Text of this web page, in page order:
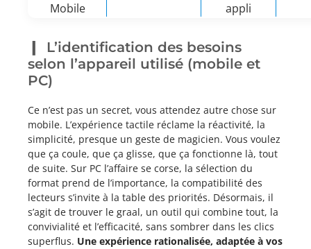
Mobile
appli
L’identification des besoins
selon l’appareil utilisé (mobile et
PC)
Ce n’est pas un secret, vous attendez autre chose sur
mobile. L’expérience tactile réclame la réactivité, la
simplicité, presque un geste de magicien. Vous voulez
que ça coule, que ça glisse, que ça fonctionne là, tout
de suite. Sur PC l’affaire se corse, la sélection du
format prend de l’importance, la compatibilité des
lecteurs s’invite à la table des priorités. Désormais, il
s’agit de trouver le graal, un outil qui combine tout, la
convivialité et l’efficacité, sans sombrer dans les clics
superflus. Une expérience rationalisée, adaptée à vos